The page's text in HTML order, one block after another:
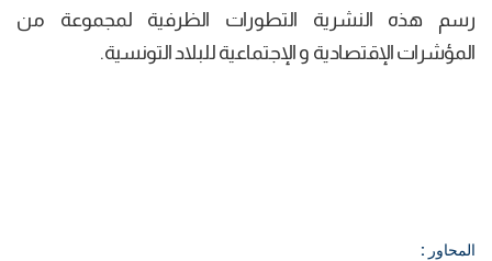
رسم هذه النشرية التطورات الظرفية لمجموعة من
المؤشرات الإقتصادية و الإجتماعية للبلاد التونسية.
المحاور :